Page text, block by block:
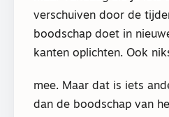
verschuiven door de
boodschap doet in
kanten oplichten. Ook
mee. Maar dat is iets
dan de boodschap van